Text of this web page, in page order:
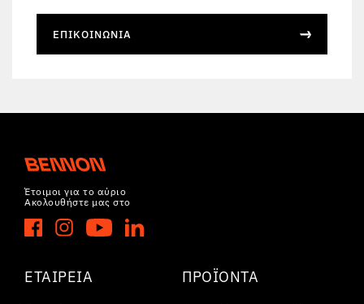
ΕΠΙΚΟΙΝΩΝΊΑ
Έτοιμοι για το αύριο
Ακολουθήστε μας στο
ΕΤΑΙΡΕΊΑ ΠΡΟΪΌΝΤΑ